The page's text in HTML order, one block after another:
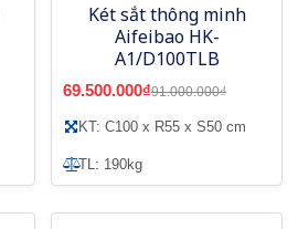
Két sắt thông minh
Aifeibao HK-
A1/D100TLB
69.500.000₫91.000.000₫
KT: C100 x R55 x S50 cm
TL: 190kg